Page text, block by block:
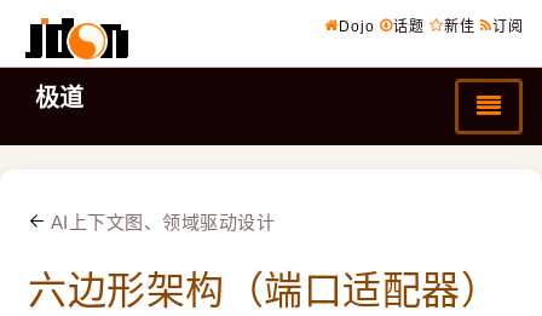
Dojo 话题 新佳 订阅
极道
AI上下文图、领域驱动设计
六边形架构（端口适配器）